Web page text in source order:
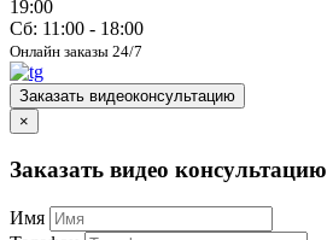
19:00
Сб: 11:00 - 18:00
Онлайн заказы 24/7
Заказать видеоконсультацию
×
Заказать видео консультацию
Имя